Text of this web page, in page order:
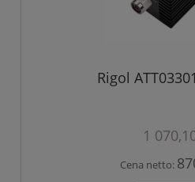
Rigol
1
Cena netto: